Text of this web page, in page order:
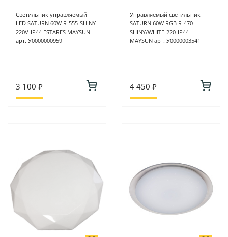
Светильник управляемый
LED SATURN 60W R-555-SHINY-
220V-IP44 ESTARES MAYSUN
арт. У0000000959
3 100 ₽
Управляемый светильник
SATURN 60W RGB R-470-
SHINY/WHITE-220-IP44
MAYSUN арт. У0000003541
4 450 ₽